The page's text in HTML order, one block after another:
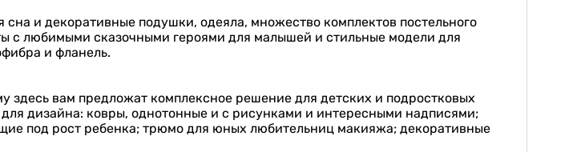
сна и декоративные подушки, одеяла, множество комплектов постельного
с любимыми сказочными героями для малышей и стильные модели для
и фланель.
здесь вам предложат комплексное решение для детских и подростковых
дизайна: ковры, однотонные и с рисунками и интересными надписями;
под рост ребенка; трюмо для юных любительниц макияжа; декоративные